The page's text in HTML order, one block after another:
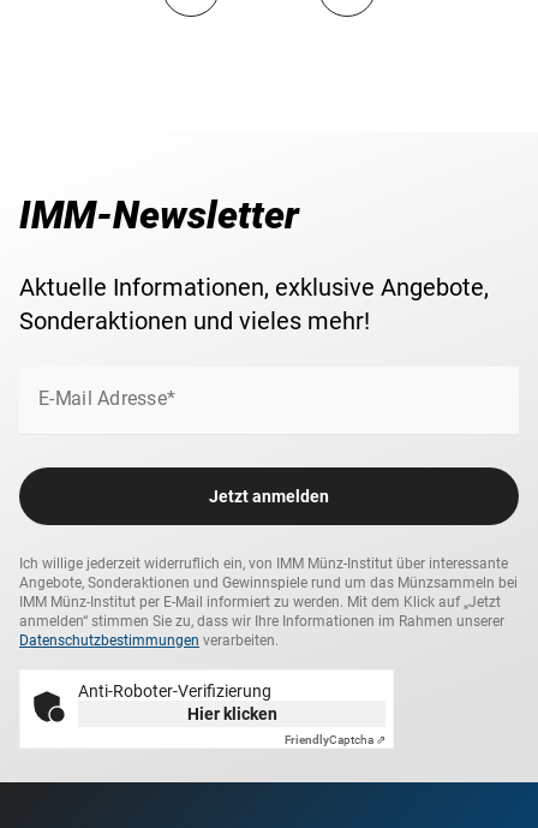
IMM-Newsletter
Aktuelle Informationen, exklusive Angebote,
Sonderaktionen und vieles mehr!
E-Mail Adresse*
Jetzt anmelden
Ich willige jederzeit widerruflich ein, von IMM Münz-Institut über interessante
Angebote, Sonderaktionen und Gewinnspiele rund um das Münzsammeln bei
IMM Münz-Institut per E-Mail informiert zu werden. Mit dem Klick auf „Jetzt
anmelden“ stimmen Sie zu, dass wir Ihre Informationen im Rahmen unserer
Datenschutzbestimmungen verarbeiten.
Anti-Roboter-Verifizierung
Hier klicken
FriendlyCaptcha ⇗